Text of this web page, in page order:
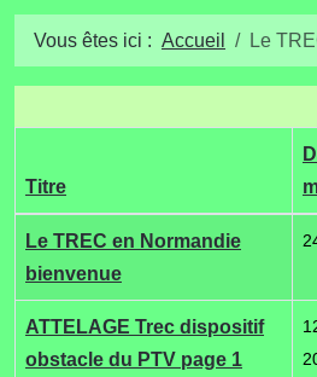
Vous êtes ici : Accueil Le
Articles
Titre
Le TREC en Normandie
bienvenue
ATTELAGE Trec dispositif
obstacle du PTV page 1